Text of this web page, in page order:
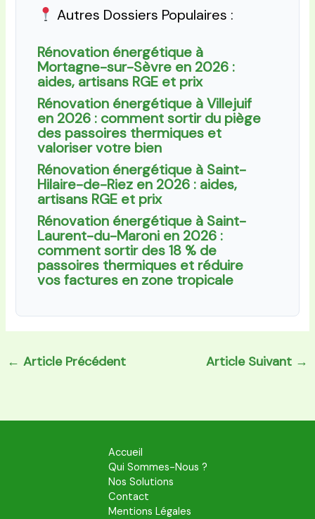
Autres Dossiers Populaires :
Rénovation énergétique à
Mortagne-sur-Sèvre en 2026 :
aides, artisans RGE et prix
Rénovation énergétique à Villejuif
en 2026 : comment sortir du piège
des passoires thermiques et
valoriser votre bien
Rénovation énergétique à Saint-
Hilaire-de-Riez en 2026 : aides,
artisans RGE et prix
Rénovation énergétique à Saint-
Laurent-du-Maroni en 2026 :
comment sortir des 18 % de
passoires thermiques et réduire
vos factures en zone tropicale
← Article Précédent Article Suivant →
Accueil
Qui Sommes-Nous ?
Nos Solutions
Contact
Mentions Légales